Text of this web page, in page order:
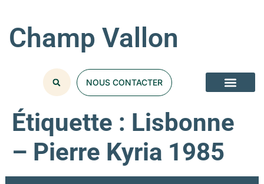
Champ Vallon
NOUS CONTACTER
Étiquette : Lisbonne
– Pierre Kyria 1985